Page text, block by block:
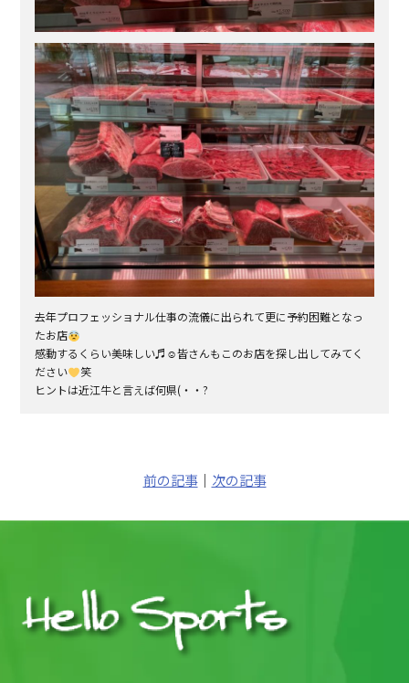
去年プロフェッショナル仕事の流儀に出られて更に予約困難となっ
たお店
感動するくらい美味しい♬☺皆さんもこのお店を探し出してみてく
ださい
笑
ヒントは近江牛と言えば何県(・・?
前の記事｜ 次の記事